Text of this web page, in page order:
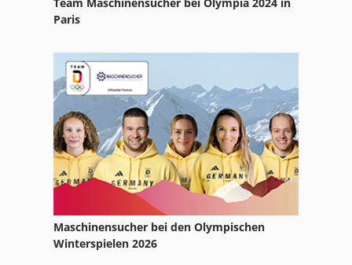
Vermeer Bc 1000 Xl
Vermeer Bc 160 Xl
Vermeer Bc 1800 Xl
Welger 830
Paris
Maschinensucher bei den Olympischen
Winterspielen 2026